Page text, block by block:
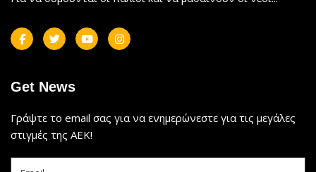
Get News
Γράψτε το email σας για να ενημερώνεστε για τις μεγάλες
στιγμές της ΑΕΚ!